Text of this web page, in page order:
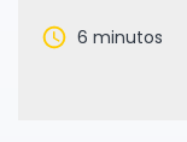
6 minutos